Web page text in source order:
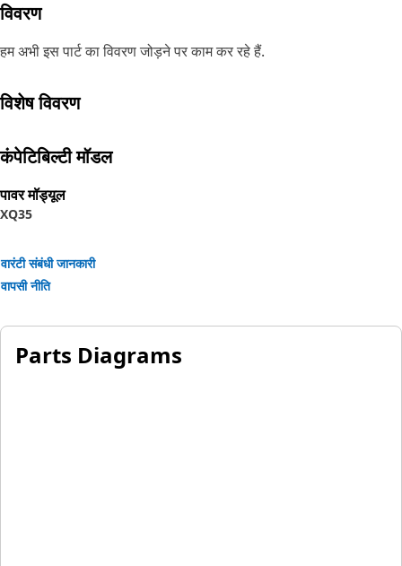
विवरण
हम अभी इस पार्ट का विवरण जोड़ने पर काम कर रहे हैं.
विशेष विवरण
कंपेटिबिल्टी मॉडल
पावर मॉड्यूल
XQ35
वारंटी संबंधी जानकारी
वापसी नीति
Parts Diagrams